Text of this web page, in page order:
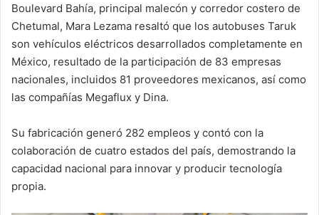
Boulevard Bahía, principal malecón y corredor costero de
Chetumal, Mara Lezama resaltó que los autobuses Taruk
son vehículos eléctricos desarrollados completamente en
México, resultado de la participación de 83 empresas
nacionales, incluidos 81 proveedores mexicanos, así como
las compañías Megaflux y Dina.
Su fabricación generó 282 empleos y contó con la
colaboración de cuatro estados del país, demostrando la
capacidad nacional para innovar y producir tecnología
propia.